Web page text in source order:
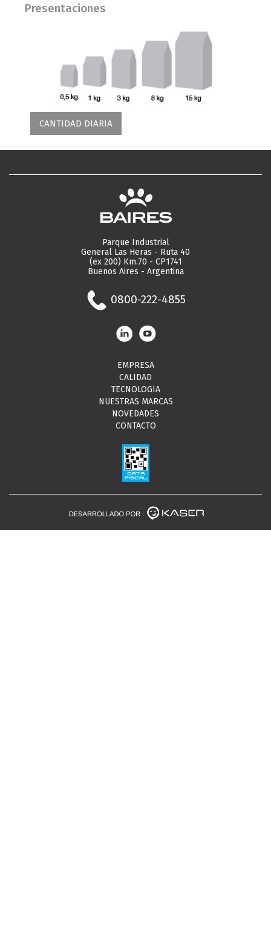
Presentaciones
CANTIDAD DIARIA
Parque Industrial
General Las Heras - Ruta 40
(ex 200) Km.70 - CP1741
Buenos Aires - Argentina
0800-222-4855
EMPRESA
CALIDAD
TECNOLOGIA
NUESTRAS MARCAS
NOVEDADES
CONTACTO